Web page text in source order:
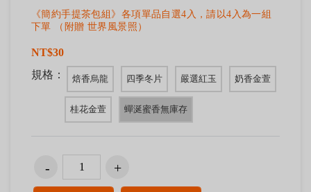
《簡約手提茶包組》各項單品自選4入，請以4入為一組
下單 （附贈 世界風景照）
NT$30
規格：
焙香烏龍 四季冬片 嚴選紅玉 奶香金萱
桂花金萱 蟬涎蜜香無庫存